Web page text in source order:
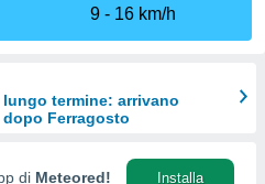
9
16 km/h
termine: arrivano
Ferragosto
di Meteored! Installa